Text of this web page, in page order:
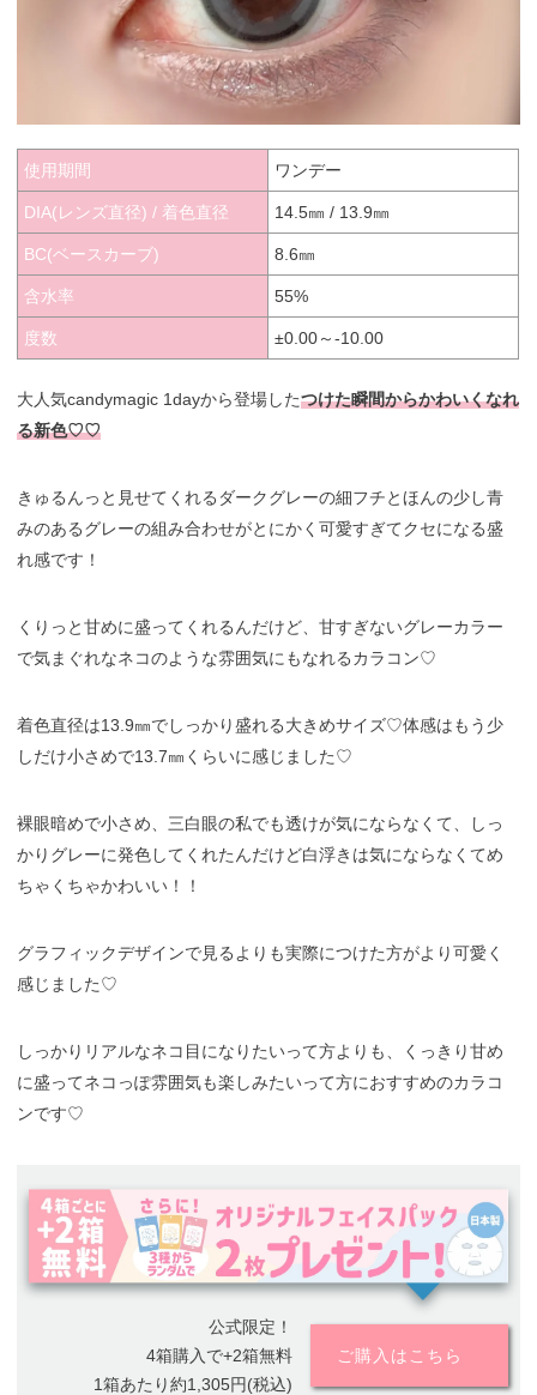
使用期間 ワンデー
DIA(レンズ直径) / 着色直径 14.5㎜ / 13.9㎜
BC(ベースカーブ) 8.6㎜
含水率 55%
度数 ±0.00～-10.00
大人気candymagic 1dayから登場したつけた瞬間からかわいくなれ
る新色♡♡
きゅるんっと見せてくれるダークグレーの細フチとほんの少し青
みのあるグレーの組み合わせがとにかく可愛すぎてクセになる盛
れ感です！
くりっと甘めに盛ってくれるんだけど、甘すぎないグレーカラー
で気まぐれなネコのような雰囲気にもなれるカラコン♡
着色直径は13.9㎜でしっかり盛れる大きめサイズ♡体感はもう少
しだけ小さめで13.7㎜くらいに感じました♡
裸眼暗めで小さめ、三白眼の私でも透けが気にならなくて、しっ
かりグレーに発色してくれたんだけど白浮きは気にならなくてめ
ちゃくちゃかわいい！！
グラフィックデザインで見るよりも実際につけた方がより可愛く
感じました♡
しっかりリアルなネコ目になりたいって方よりも、くっきり甘め
に盛ってネコっぽ雰囲気も楽しみたいって方におすすめのカラコ
ンです♡
公式限定！
4箱購入で+2箱無料
1箱あたり約1,305円(税込)
ご購入はこちら